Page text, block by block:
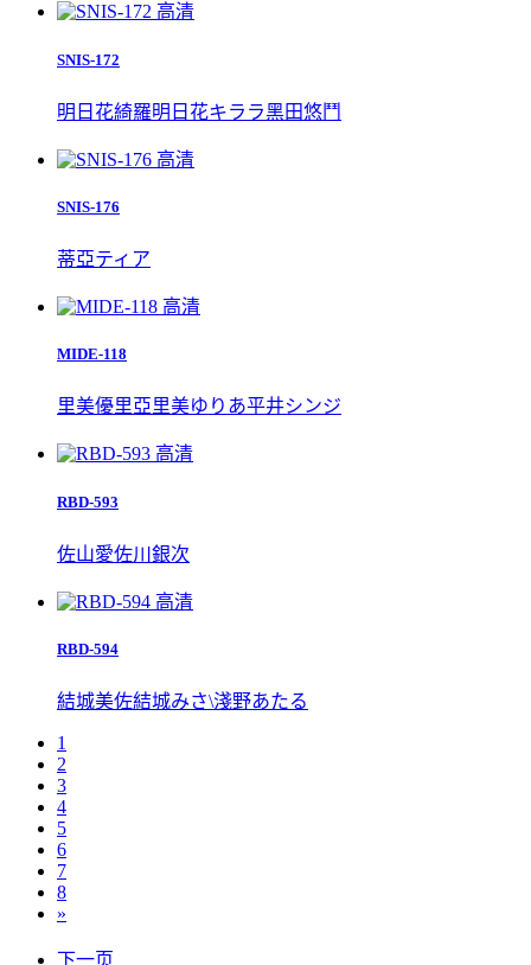
高清
SNIS-172
明日花綺羅明日花キララ黑田悠鬥
高清
SNIS-176
蒂亞ティア
高清
MIDE-118
里美優里亞 里美ゆりあ平井シンジ
高清
RBD-593
佐山愛佐川銀次
高清
RBD-594
結城美佐結城みさ\淺野あたる
1
2
3
4
5
6
7
8
»
下一页